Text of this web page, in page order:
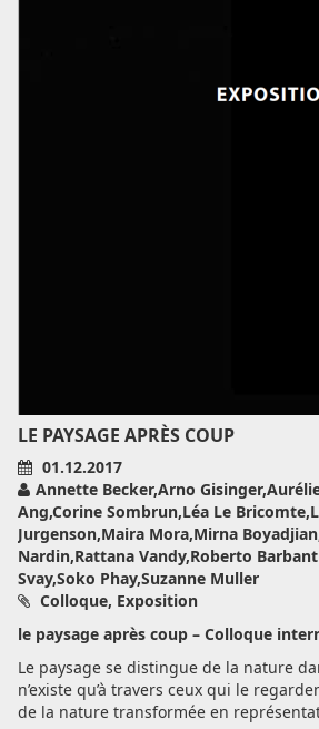
LE PAYSAGE APRÈS COUP
01.12.2017
Annette Becker,Arno
Ang,Corine Sombrun,Léa Le
Jurgenson,Maira Mora,Mirna
Nardin,Rattana Vandy,Roberto
Svay,Soko Phay,Suzanne Muller
Colloque, Exposition
le paysage après coup – Colloque
Le paysage se distingue de la nature
n’existe qu’à travers ceux qui le
de la nature transformée en